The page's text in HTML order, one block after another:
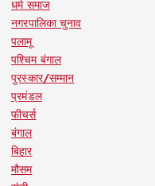
धर्म समाज
नगरपालिका चुनाव
पलामू
पश्चिम बंगाल
पुरस्कार/सम्मान
प्रमंडल
फीचर्स
बंगाल
बिहार
मौसम